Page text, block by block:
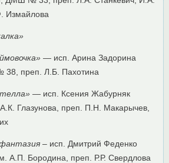
Измайлова
— исп. Арина Задорина
преп. Л.Б. Пахотина
— исп. Ксения Жабурняк
Глазунова, преп. П.Н. Макарычев,
– исп. Дмитрий Феденко
А.П. Бородина, преп. Р.Р. Свердлова